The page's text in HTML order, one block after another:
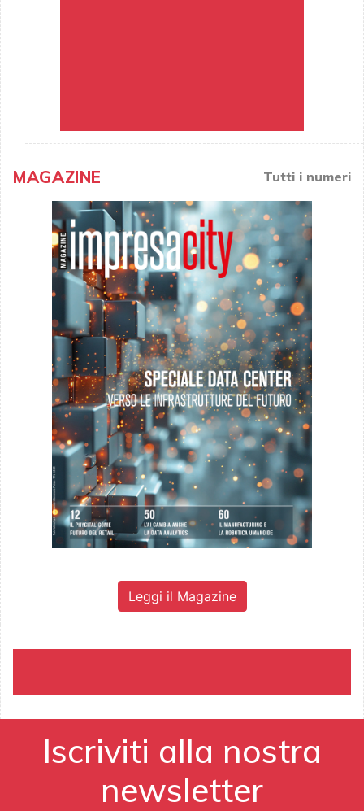
MAGAZINE Tutti i numeri
Leggi il Magazine
Iscriviti alla nostra
newsletter